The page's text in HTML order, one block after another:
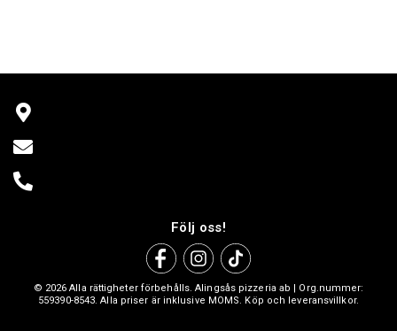
Följ oss!
© 2026 Alla rättigheter förbehålls. Alingsås pizzeria ab | Org.nummer:
559390-8543. Alla priser är inklusive MOMS. Köp och leveransvillkor.